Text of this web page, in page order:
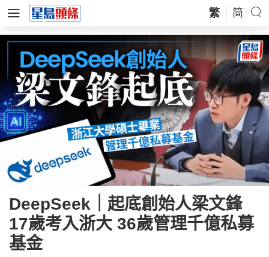
繁 简
DeepSeek｜起底創始人梁文鋒
17歲考入浙大 36歲管理千億私募
基金